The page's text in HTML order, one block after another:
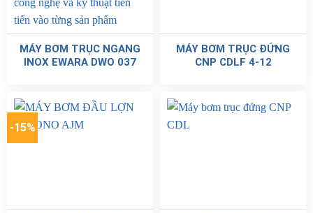
MÁY BƠM TRỤC NGANG
INOX EWARA DWO 037
MÁY BƠM TRỤC ĐỨNG
CNP CDLF 4-12
-15%